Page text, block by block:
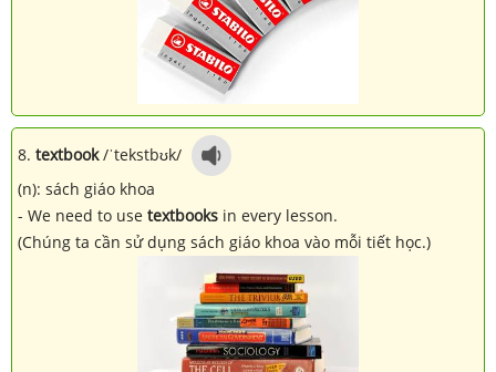
8. textbook/ˈtekstbʊk/
(n): sách giáo khoa
- We need to use textbooks in every lesson.
(Chúng ta cần sử dụng sách giáo khoa vào mỗi tiết học.)